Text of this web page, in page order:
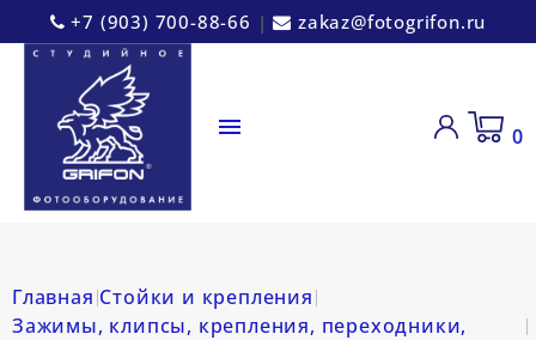
+7 (903) 700-88-66 | zakaz@fotogrifon.ru
 0
Главная Стойки и крепления
Зажимы, клипсы, крепления, переходники,